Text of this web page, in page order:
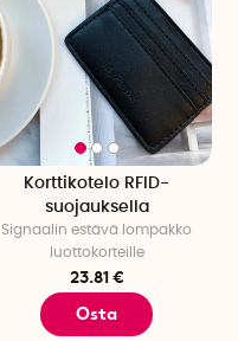
Korttikotelo RFID-
suojauksella
Signaalin estävä lompakko
luottokorteille
23.81 €
Osta